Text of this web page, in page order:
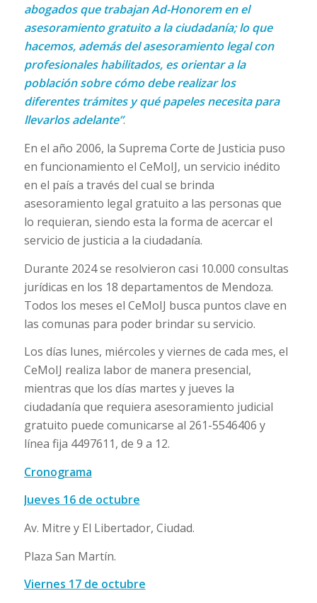
abogados que trabajan Ad-Honorem en el
asesoramiento gratuito a la ciudadanía; lo que
hacemos, además del asesoramiento legal con
profesionales habilitados, es orientar a la
población sobre cómo debe realizar los
diferentes trámites y qué papeles necesita para
llevarlos adelante”.
En el año 2006, la Suprema Corte de Justicia puso
en funcionamiento el CeMoIJ, un servicio inédito
en el país a través del cual se brinda
asesoramiento legal gratuito a las personas que
lo requieran, siendo esta la forma de acercar el
servicio de justicia a la ciudadanía.
Durante 2024 se resolvieron casi 10.000 consultas
jurídicas en los 18 departamentos de Mendoza.
Todos los meses el CeMoIJ busca puntos clave en
las comunas para poder brindar su servicio.
Los días lunes, miércoles y viernes de cada mes, el
CeMoIJ realiza labor de manera presencial,
mientras que los días martes y jueves la
ciudadanía que requiera asesoramiento judicial
gratuito puede comunicarse al 261-5546406 y
línea fija 4497611, de 9 a 12.
Cronograma
Jueves 16 de octubre
Av. Mitre y El Libertador, Ciudad.
Plaza San Martín.
Viernes 17 de octubre